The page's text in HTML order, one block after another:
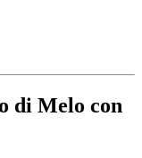
di Melo con